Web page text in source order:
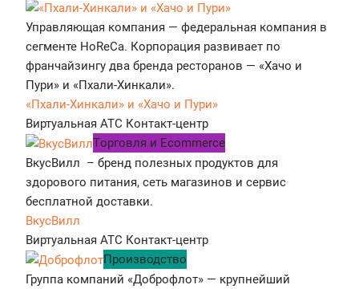
Управляющая компания — федеральная компания в
сегменте HoReCa. Корпорация развивает по
франчайзингу два бренда ресторанов — «Хачо и
Пури» и «Пхали-Хинкали».
«Пхали-Хинкали» и «Хачо и Пури»
Виртуальная АТС Контакт-центр
Tорговля и Ecommerce
ВкусВилл – бренд полезных продуктов для
здорового питания, сеть магазинов и сервис
бесплатной доставки.
ВкусВилл
Виртуальная АТС Контакт-центр
Производство
Группа компаний «Доброфлот» — крупнейший